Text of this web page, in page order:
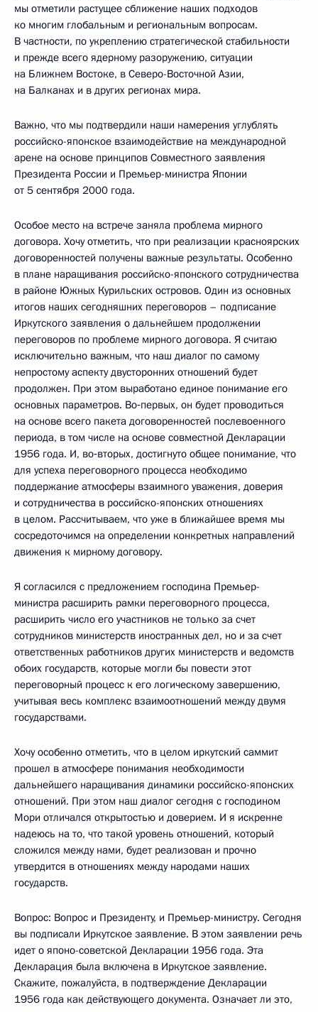
мы отметили растущее сближение наших подходов
ко многим глобальным и региональным вопросам.
В частности, по укреплению стратегической стабильности
и прежде всего ядерному разоружению, ситуации
на Ближнем Востоке, в Северо-Восточной Азии,
на Балканах и в других регионах мира.
Важно, что мы подтвердили наши намерения углублять
российско-японское взаимодействие на международной
арене на основе принципов Совместного заявления
Президента России и Премьер-министра Японии
от 5 сентября 2000 года.
Особое место на встрече заняла проблема мирного
договора. Хочу отметить, что при реализации красноярских
договоренностей получены важные результаты. Особенно
в плане наращивания российско-японского сотрудничества
в районе Южных Курильских островов. Один из основных
итогов наших сегодняшних переговоров – подписание
Иркутского заявления о дальнейшем продолжении
переговоров по проблеме мирного договора. Я считаю
исключительно важным, что наш диалог по самому
непростому аспекту двусторонних отношений будет
продолжен. При этом выработано единое понимание его
основных параметров. Во‑первых, он будет проводиться
на основе всего пакета договоренностей послевоенного
периода, в том числе на основе совместной Декларации
1956 года. И, во‑вторых, достигнуто общее понимание, что
для успеха переговорного процесса необходимо
поддержание атмосферы взаимного уважения, доверия
и сотрудничества в российско-японских отношениях
в целом. Рассчитываем, что уже в ближайшее время мы
сосредоточимся на определении конкретных направлений
движения к мирному договору.
Я согласился с предложением господина Премьер-
министра расширить рамки переговорного процесса,
расширить число его участников не только за счет
сотрудников министерств иностранных дел, но и за счет
ответственных работников других министерств и ведомств
обоих государств, которые могли бы повести этот
переговорный процесс к его логическому завершению,
учитывая весь комплекс взаимоотношений между двумя
государствами.
Хочу особенно отметить, что в целом иркутский саммит
прошел в атмосфере понимания необходимости
дальнейшего наращивания динамики российско-японских
отношений. При этом наш диалог сегодня с господином
Мори отличался открытостью и доверием. И я искренне
надеюсь на то, что такой уровень отношений, который
сложился между нами, будет реализован и прочно
утвердится в отношениях между народами наших
государств.
Вопрос: Вопрос и Президенту, и Премьер-министру. Сегодня
вы подписали Иркутское заявление. В этом заявлении речь
идет о японо-советской Декларации 1956 года. Эта
Декларация была включена в Иркутское заявление.
Скажите, пожалуйста, в подтверждение Декларации
1956 года как действующего документа. Означает ли это,